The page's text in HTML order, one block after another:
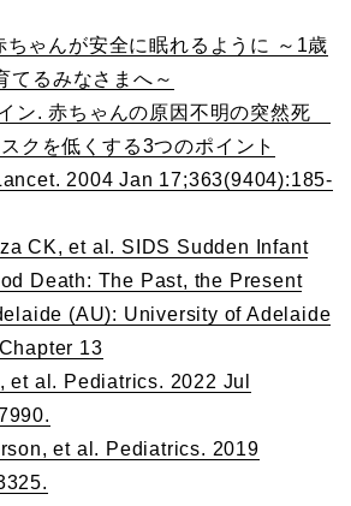
ちゃんが安全に眠れるように ～1歳
てるみなさまへ～
ン. 赤ちゃんの原因不明の突然死
クを低くする3つのポイント
2004 Jan 17;363(9404):185-
CK, et al. SIDS Sudden Infant
Death: The Past, the Present
(AU): University of Adelaide
13
et al. Pediatrics. 2022 Jul
et al. Pediatrics. 2019